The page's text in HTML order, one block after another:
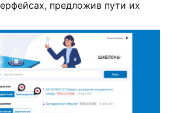
предложив пути их